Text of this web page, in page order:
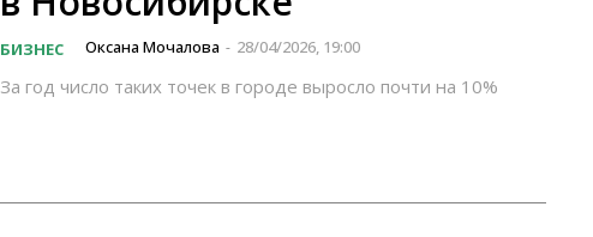
БИЗНЕС Оксана Мочалова - 28/04/2026, 19:00
За год число таких точек в городе выросло почти на 10%